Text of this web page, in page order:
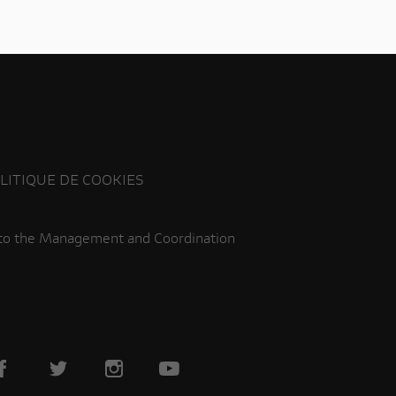
DE COOKIES
the Management and Coordination